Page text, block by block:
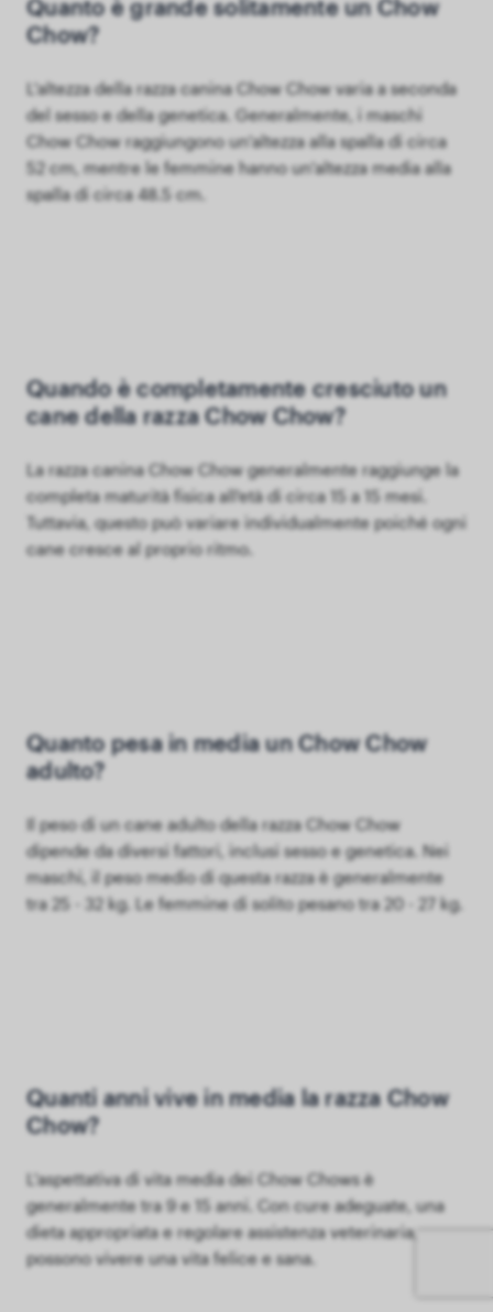
Quanto è grande solitamente un Chow
Chow?
L'altezza della razza canina Chow Chow varia a seconda
del sesso e della genetica. Generalmente, i maschi
Chow Chow raggiungono un'altezza alla spalla di circa
52 cm, mentre le femmine hanno un'altezza media alla
spalla di circa 48.5 cm.
Quando è completamente cresciuto un
cane della razza Chow Chow?
La razza canina Chow Chow generalmente raggiunge la
completa maturità fisica all'età di circa 15 a 15 mesi.
Tuttavia, questo può variare individualmente poiché ogni
cane cresce al proprio ritmo.
Quanto pesa in media un Chow Chow
adulto?
Il peso di un cane adulto della razza Chow Chow
dipende da diversi fattori, inclusi sesso e genetica. Nei
maschi, il peso medio di questa razza è generalmente
tra 25 - 32 kg. Le femmine di solito pesano tra 20 - 27 kg.
Quanti anni vive in media la razza Chow
Chow?
L'aspettativa di vita media dei Chow Chows è
generalmente tra 9 e 15 anni. Con cure adeguate, una
dieta appropriata e regolare assistenza veterinaria,
possono vivere una vita felice e sana.